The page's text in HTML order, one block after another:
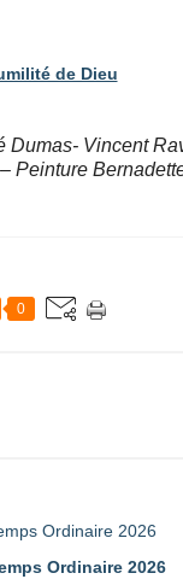
de Dieu
Dumas- Vincent
Peinture
0
Ordinaire 2026